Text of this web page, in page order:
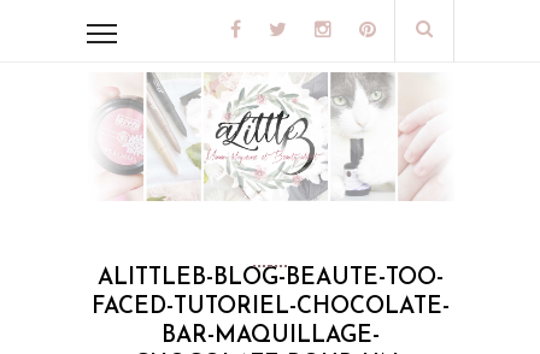
ALITTLEB-BLOG-BEAUTE-TOO-
FACED-TUTORIEL-CHOCOLATE-
BAR-MAQUILLAGE-